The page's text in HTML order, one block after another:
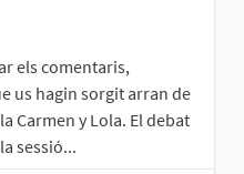
els comentaris,
us hagin sorgit arran de
Carmen y Lola. El debat
sessió...